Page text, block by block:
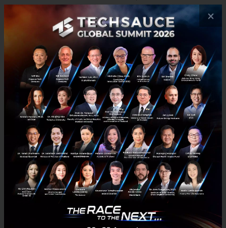
...
| ByTechsauce Team
Google Dreambeans Google Labs
E-mail :contact@techsauce.co
Tel : 02-001-5375
Mobile : 06-4658-9500
Techsauce Media
About Techsauce
×